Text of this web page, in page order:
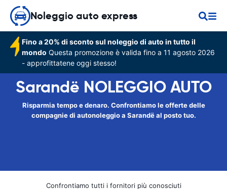
Noleggio auto express
Fino a 20% di sconto sul noleggio di auto in tutto il
mondo Questa promozione è valida fino a 11 agosto 2026
- approfittatene oggi stesso!
Sarandë NOLEGGIO AUTO
Risparmia tempo e denaro. Confrontiamo le offerte delle
compagnie di autonoleggio a Sarandë al posto tuo.
Confrontiamo tutti i fornitori più conosciuti